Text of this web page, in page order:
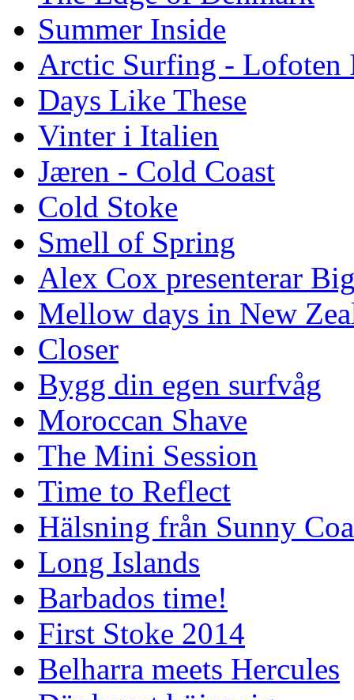
Summer Inside
Arctic Surfing - Lofoten
Days Like These
Vinter i Italien
Jæren - Cold Coast
Cold Stoke
Smell of Spring
Alex Cox presenterar
Mellow days in New
Closer
Bygg din egen surfvåg
Moroccan Shave
The Mini Session
Time to Reflect
Hälsning från Sunny
Long Islands
Barbados time!
First Stoke 2014
Belharra meets Hercules